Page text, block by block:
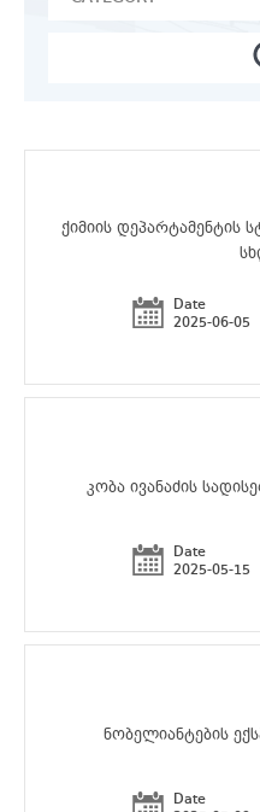
ქიმიის დეპარტამენტის
Date
2025-06-05
კობა ივანაძის
Date
2025-05-15
ნობელიანტების
Date